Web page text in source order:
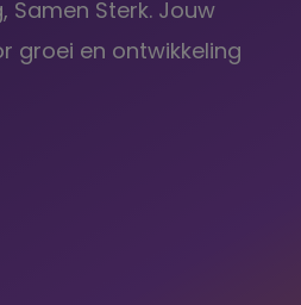
Samen Sterk. Jouw
groei en ontwikkeling